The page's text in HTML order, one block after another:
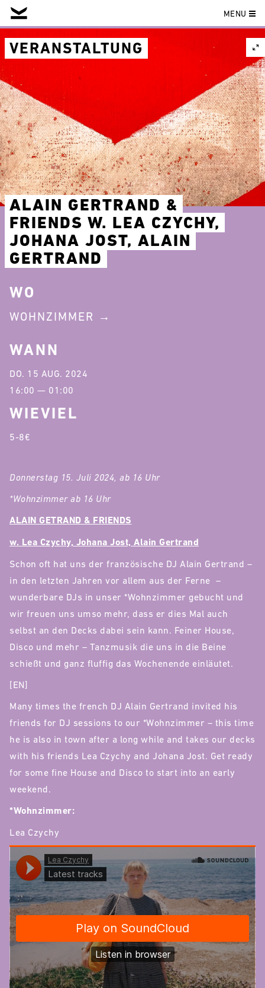
Skip
to
content
MENU
VERANSTALTUNG
ALAIN GERTRAND &
FRIENDS W. LEA CZYCHY,
JOHANA JOST, ALAIN
GERTRAND
Donnerstag 15. Juli 2024, ab 16 Uhr
*Wohnzimmer ab 16 Uhr
ALAIN GETRAND & FRIENDS
w. Lea Czychy, Johana Jost, Alain Gertrand
Schon oft hat uns der französische DJ Alain Gertrand –
in den letzten Jahren vor allem aus der Ferne –
wunderbare DJs in unser *Wohnzimmer gebucht und
wir freuen uns umso mehr, dass er dies Mal auch
selbst an den Decks dabei sein kann. Feiner House,
Disco und mehr – Tanzmusik die uns in die Beine
schießt und ganz fluffig das Wochenende einläutet.
[EN]
Many times the french DJ Alain Gertrand invited his
friends for DJ sessions to our *Wohnzimmer – this time
he is also in town after a long while and takes our decks
with his friends Lea Czychy and Johana Jost. Get ready
for some fine House and Disco to start into an early
weekend.
*Wohnzimmer:
Lea Czychy
WO
WOHNZIMMER
WANN
DO. 15 AUG. 2024
16:00 — 01:00
WIEVIEL
5-8€